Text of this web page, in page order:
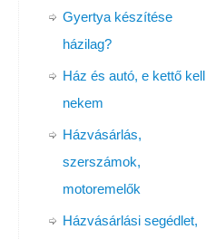
Gyertya készítése
házilag?
Ház és autó, e kettő kell
nekem
Házvásárlás,
szerszámok,
motoremelők
Házvásárlási segédlet,